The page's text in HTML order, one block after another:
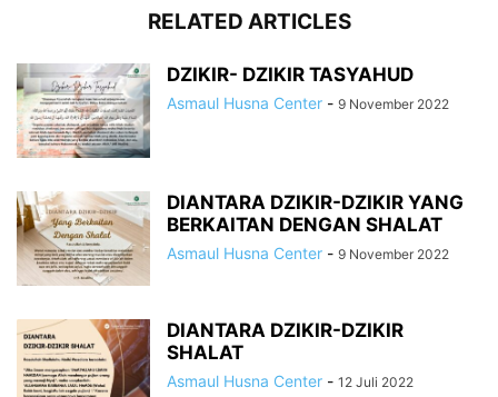
RELATED ARTICLES
DZIKIR- DZIKIR TASYAHUD
Asmaul Husna Center - 9 November 2022
DIANTARA DZIKIR-DZIKIR YANG
BERKAITAN DENGAN SHALAT
Asmaul Husna Center - 9 November 2022
DIANTARA DZIKIR-DZIKIR
SHALAT
Asmaul Husna Center - 12 Juli 2022